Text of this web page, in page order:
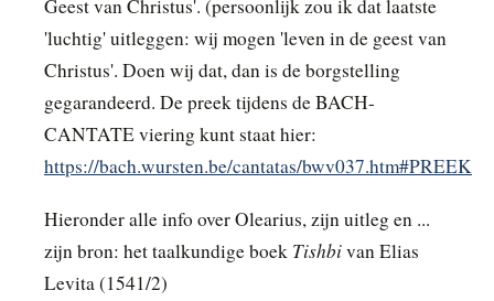
Geest van Christus'. (persoonlijk zou ik dat laatste
'luchtig' uitleggen: wij mogen 'leven in de geest van
Christus'. Doen wij dat, dan is de borgstelling
gegarandeerd. De preek tijdens de BACH-
CANTATEviering kunt staat hier:
https://bach.wursten.be/cantatas/bwv037.htm#PREEK
Hieronder alle info over Olearius, zijn uitleg en ...
zijn bron: het taalkundige boek Tishbivan Elias
Levita (1541/2)